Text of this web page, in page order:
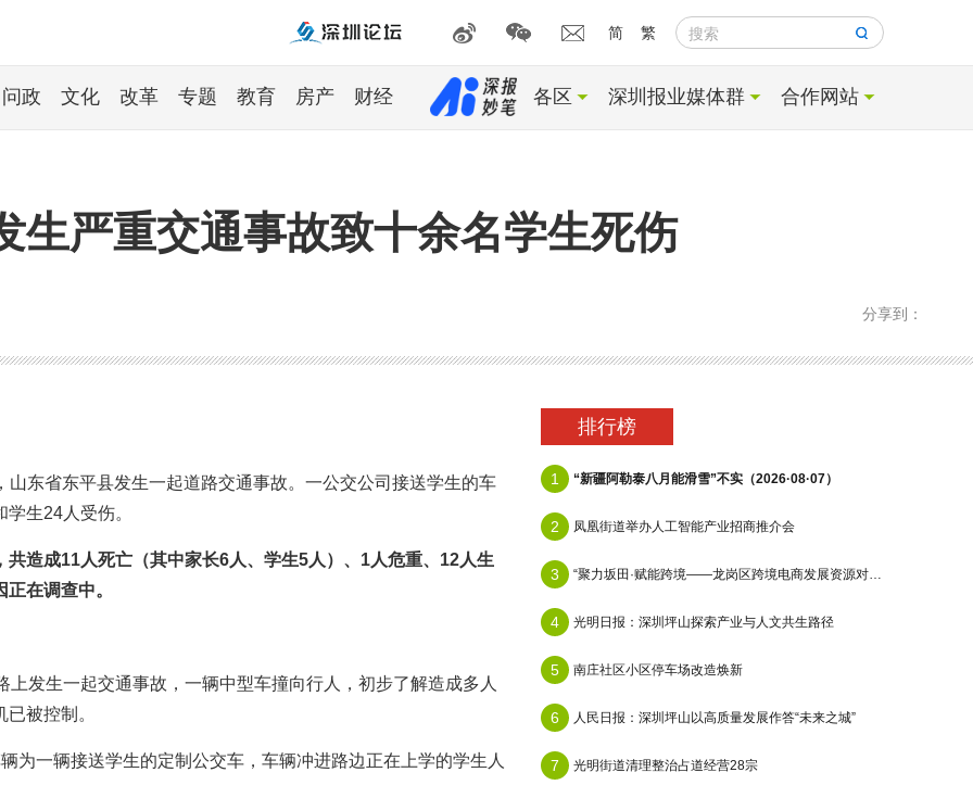
简 繁 搜索
问政 文化 改革 专题 教育 房产 财经 各区 深圳报业媒体群 合作网站
生严重交通事故致十余名学生死伤
分享到：
东省东平县发生一起道路交通事故。一公交公司接送学生的车
生24人受伤。
共造成11人死亡（其中家长6人、学生5人）、1人危重、12人生
在调查中。
发生一起交通事故，一辆中型车撞向行人，初步了解造成多人
被控制。
为一辆接送学生的定制公交车，车辆冲进路边正在上学的学生人
排行榜
1 “新疆阿勒泰八月能滑雪”不实（2026·08·07）
2 凤凰街道举办人工智能产业招商推介会
3 “聚力坂田·赋能跨境——龙岗区跨境电商发展资源对接会”在天安云谷顺利举办
4 光明日报：深圳坪山探索产业与人文共生路径
5 南庄社区小区停车场改造焕新
6 人民日报：深圳坪山以高质量发展作答“未来之城”
7 光明街道清理整治占道经营28宗